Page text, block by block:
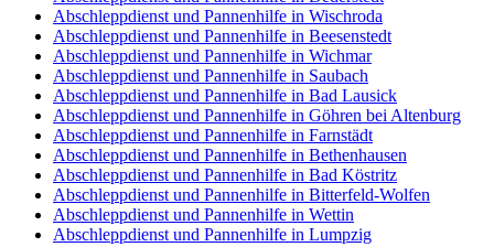
Abschleppdienst und Pannenhilfe in Wischroda
Abschleppdienst und Pannenhilfe in Beesenstedt
Abschleppdienst und Pannenhilfe in Wichmar
Abschleppdienst und Pannenhilfe in Saubach
Abschleppdienst und Pannenhilfe in Bad Lausick
Abschleppdienst und Pannenhilfe in Göhren bei Altenburg
Abschleppdienst und Pannenhilfe in Farnstädt
Abschleppdienst und Pannenhilfe in Bethenhausen
Abschleppdienst und Pannenhilfe in Bad Köstritz
Abschleppdienst und Pannenhilfe in Bitterfeld-Wolfen
Abschleppdienst und Pannenhilfe in Wettin
Abschleppdienst und Pannenhilfe in Lumpzig